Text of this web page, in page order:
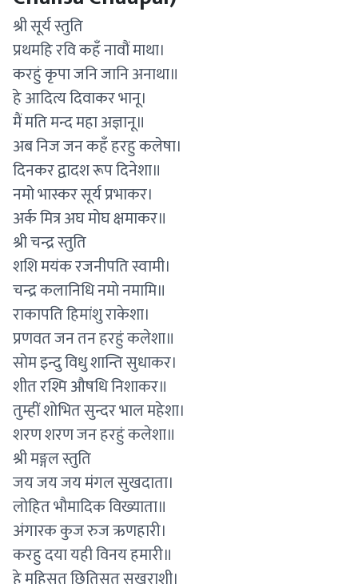
श्री सूर्य स्तुति
प्रथमहि रवि कहँ नावौं माथा।
करहुं कृपा जनि जानि अनाथा॥
हे आदित्य दिवाकर भानू।
मैं मति मन्द महा अज्ञानू॥
अब निज जन कहँ हरहु कलेषा।
दिनकर द्वादश रूप दिनेशा॥
नमो भास्कर सूर्य प्रभाकर।
अर्क मित्र अघ मोघ क्षमाकर॥
श्री चन्द्र स्तुति
शशि मयंक रजनीपति स्वामी।
चन्द्र कलानिधि नमो नमामि॥
राकापति हिमांशु राकेशा।
प्रणवत जन तन हरहुं कलेशा॥
सोम इन्दु विधु शान्ति सुधाकर।
शीत रश्मि औषधि निशाकर॥
तुम्हीं शोभित सुन्दर भाल महेशा।
शरण शरण जन हरहुं कलेशा॥
श्री मङ्गल स्तुति
जय जय जय मंगल सुखदाता।
लोहित भौमादिक विख्याता॥
अंगारक कुज रुज ऋणहारी।
करहु दया यही विनय हमारी॥